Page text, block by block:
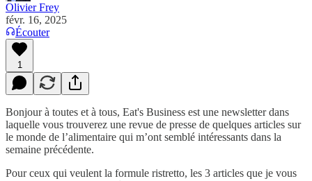
Olivier Frey
févr. 16, 2025
Écouter
1
Bonjour à toutes et à tous, Eat's Business est une newsletter dans
laquelle vous trouverez une revue de presse de quelques articles sur
le monde de l’alimentaire qui m’ont semblé intéressants dans la
semaine précédente.
Pour ceux qui veulent la formule ristretto, les 3 articles que je vous